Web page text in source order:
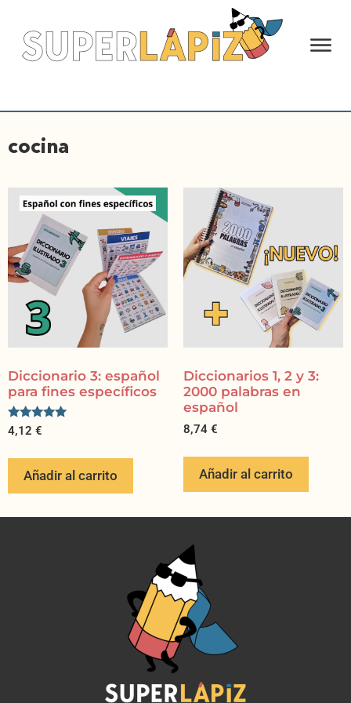
cocina
Diccionario 3: español
para fines específicos
Valorado
con
de 5
4,12 €
Añadir al carrito
Diccionarios 1, 2 y 3:
2000 palabras en
español
8,74 €
Añadir al carrito